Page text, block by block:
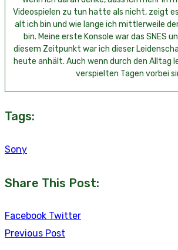
Videospielen zu tun hatte als nicht, zeigt
alt ich bin und wie lange ich mittlerweile
bin. Meine erste Konsole war das SNES
diesem Zeitpunkt war ich dieser
heute anhält. Auch wenn durch den Alltag
verspielten Tagen vorbei
Tags:
Sony
Share This Post:
Facebook TwitterYoutube
LinkedIn
Whatsapp
Tumblr
Reddit
Previous Post